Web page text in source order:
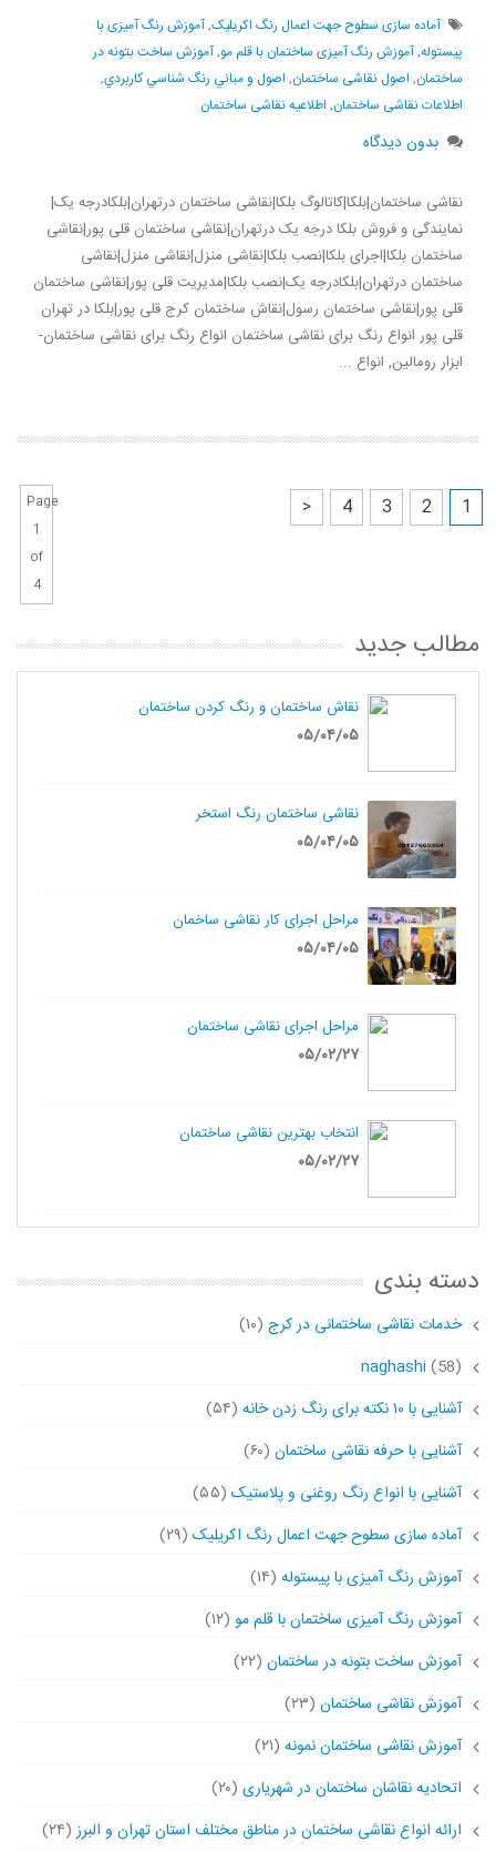
آماده سازی سطوح جهت اعمال رنگ اکریلیک,آموزش رنگ آمیزی با
پیستوله,آموزش رنگ آمیزی ساختمان با قلم مو,آموزش ساخت بتونه در
ساختمان, اصول نقاشی ساختمان, اصول و مباني رنگ شناسي كاربردي,
اطلاعات نقاشی ساختمان, اطلاعیه نقاشی ساختمان
بدون دیدگاه
نقاشی ساختمان|بلکا|کاتالوگ بلکا|نقاشی ساختمان درتهران|بلکادرجه یک|
نمایندگی و فروش بلکا درجه یک درتهران|نقاشی ساختمان قلی پور|نقاشی
ساختمان بلکا|اجرای بلکا|نصب بلکا|نقاشی منزل|نقاشی منزل|نقاشی
ساختمان درتهران|بلکادرجه یک|نصب بلکا|مدیریت قلی پور|نقاشی ساختمان
قلی پور|نقاشی ساختمان رسول|نقاش ساختمان کرج قلی پور|بلکا در تهران
قلی پور انواع رنگ برای نقاشی ساختمان انواع رنگ برای نقاشی ساختمان-
ابزار رومالین, انواع ...
Page
1
of
4
1
2
3
4
>
مطالب جدید
نقاش ساختمان و رنگ کردن ساختمان
۰۵/۰۴/۰۵
نقاشی ساختمان رنگ استخر
۰۵/۰۴/۰۵
مراحل اجرای کار نقاشی ساخمان
۰۵/۰۴/۰۵
مراحل اجرای نقاشی ساختمان
۰۵/۰۲/۲۷
انتخاب بهترین نقاشی ساختمان
۰۵/۰۲/۲۷
دسته بندی
خدمات نقاشی ساختمانی در کرج (۱۰)
naghashi(58)
آشنایی با ۱۰ نکته برای رنگ زدن خانه
(۵۴)
آشنایی با حرفه نقاشی ساختمان (۶۰)
آشنایی با انواع رنگ روغنی و پلاستیک (۵۵)
آماده سازی سطوح جهت اعمال رنگ اکریلیک (۲۹)
آموزش رنگ آمیزی با پیستوله (۱۴)
آموزش رنگ آمیزی ساختمان با قلم مو (۱۲)
آموزش ساخت بتونه در ساختمان (۲۲)
آموزش نقاشی ساختمان (۲۳)
آموزش نقاشی ساختمان نمونه (۲۱)
اتحادیه نقاشان ساختمان در شهریاری (۲۰)
ارائه انواع نقاشی ساختمان در مناطق مختلف استان تهران و البرز(۲۴)